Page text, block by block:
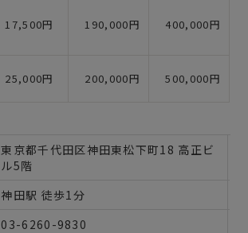
17,500円 190,000円 400,000円
25,000円 200,000円 500,000円
東京都千代田区神田東松下町18 高正ビ
ル5階
神田駅 徒歩1分
03-6260-9830